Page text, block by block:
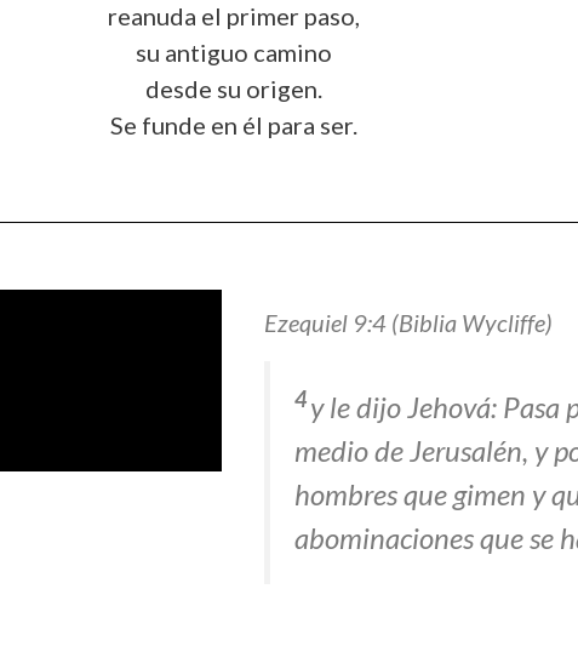
reanuda el primer paso,
su antiguo camino
desde su origen.
Se funde en él para ser.
Ezequiel 9:4 (Biblia Wycliffe)
4y le dijo Jehová: Pasa
medio de Jerusalén, y
hombres que gimen y
abominaciones que se